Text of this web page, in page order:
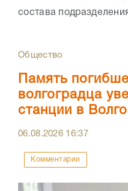
состава
Общество
Память
волгоградца
станции в
06.08.2026 16:37
Комментарии